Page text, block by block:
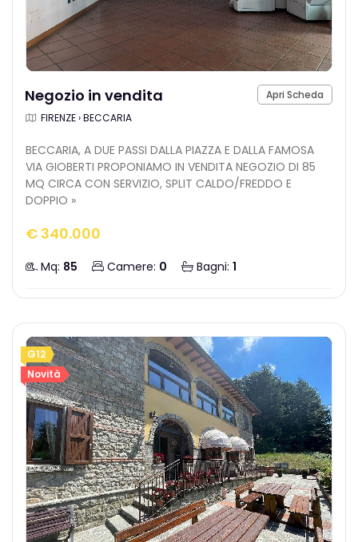
Apri Scheda
Negozio in vendita
FIRENZE › BECCARIA
BECCARIA, A DUE PASSI DALLA PIAZZA E DALLA FAMOSA
VIA GIOBERTI PROPONIAMO IN VENDITA NEGOZIO DI 85
MQ CIRCA CON SERVIZIO, SPLIT CALDO/FREDDO E
DOPPIO »
€ 340.000
Mq: 85 Camere: 0 Bagni: 1
G12
Novità